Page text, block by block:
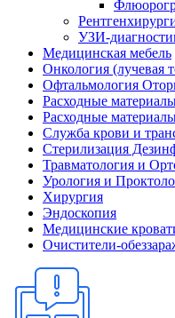
УЗИ-
Медицинская мебель
Онкология (лучевая
Офтальмология
Расходные
Расходные
Служба крови и
Стерилизация
Травматология и
Урология и
Хирургия
Эндоскопия
Медицинские
Очистители-